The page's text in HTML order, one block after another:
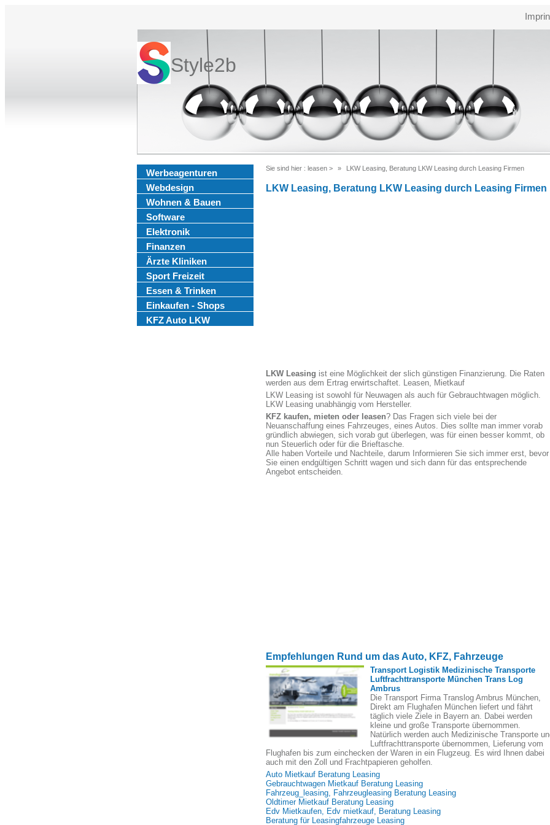
Style2b
Werbeagenturen
Webdesign
Wohnen & Bauen
Software
Elektronik
Finanzen
Ärzte Kliniken
Sport Freizeit
Essen & Trinken
Einkaufen - Shops
KFZ Auto LKW
Sie sind hier : leasen > LKW Leasing, Beratung LKW Leasing durch Leasing Firmen
LKW Leasing, Beratung LKW Leasing durch Leasing Firmen
LKW Leasing ist eine Möglichkeit der slich günstigen Finanzierung. Die Raten
werden aus dem Ertrag erwirtschaftet. Leasen, Mietkauf
LKW Leasing ist sowohl für Neuwagen als auch für Gebrauchtwagen möglich.
LKW Leasing unabhängig vom Hersteller.
KFZ kaufen, mieten oder leasen? Das Fragen sich viele bei der
Neuanschaffung eines Fahrzeuges, eines Autos. Dies sollte man immer vorab
gründlich abwiegen, sich vorab gut überlegen, was für einen besser kommt, ob
nun Steuerlich oder für die Brieftasche.
Alle haben Vorteile und Nachteile, darum Informieren Sie sich immer erst, bevor
Sie einen endgültigen Schritt wagen und sich dann für das entsprechende
Angebot entscheiden.
Empfehlungen Rund um das Auto, KFZ, Fahrzeuge
Transport Logistik Medizinische Transporte
Luftfrachttransporte München Trans Log
Ambrus
Die Transport Firma Translog Ambrus München,
Direkt am Flughafen München liefert und fährt
täglich viele Ziele in Bayern an. Dabei werden
kleine und große Transporte übernommen.
Natürlich werden auch Medizinische Transporte
Luftfrachttransporte übernommen, Lieferung vom
Flughafen bis zum einchecken der Waren in ein Flugzeug. Es wird Ihnen dabei
auch mit den Zoll und Frachtpapieren geholfen.
Auto Mietkauf Beratung Leasing
Gebrauchtwagen Mietkauf Beratung Leasing
Fahrzeug_leasing, Fahrzeugleasing Beratung Leasing
Oldtimer Mietkauf Beratung Leasing
Edv Mietkaufen, Edv mietkauf, Beratung Leasing
Beratung für Leasingfahrzeuge Leasing